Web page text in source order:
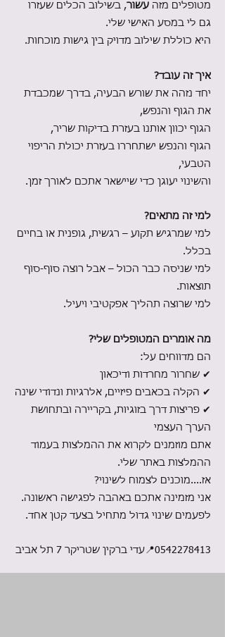
מטופלים מזה עשור, בשילוב הכלים שעזרו
גם לי במסע האישי שלי.
היא כוללת שילוב מדויק בין גישות מוכחות.
איך זה עובד?
יחד נזהה את שורש הבעיה, בדרך שמכבדת
את הגוף והנפש,
הגוף יכוון אותנו בעזרת בדיקות שריר,
הגוף והנפש ישתחררו בעזרת יכולת הריפוי
הטבעי,
והשינוי יעוגן כדי שיישאר אתכם לאורך זמן.
למי זה מתאים?
למי שמרגיש תקוע – רגשית, גופנית או בחיים
בכלל.
למי שניסה כבר הכול – אבל רוצה סוף-סוף
תוצאות.
למי שרוצה תהליך אפקטיבי ויעיל.
מה אומרים המטופלים שלי?
הם מדווחים על:
✔ שחרור מחרדות ודיכאון
✔ הקלה בכאבים פיזיים, אלרגיות ונדודי שינה
✔ פריצות דרך בזוגיות, בקריירה ובתחושת
הערך העצמי
אתם מוזמנים לקרוא את ההמלצות בעמוד
ההמלצות באתר שלי.
אז....מוכנים לצמוח לשינוי?
אני מזמינה אתכם באהבה לפגישה ראשונה.
לפעמים שינוי גדול מתחיל בצעד קטן אחד.
0542278413📍עדי ברקין שטריקר 7 תל אביב